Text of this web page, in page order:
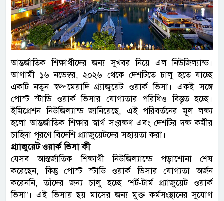
আন্তর্জাতিক শিক্ষার্থীদের জন্য সুখবর নিয়ে এল নিউজিল্যান্ড।
আগামী ১৬ নভেম্বর, ২০২৬ থেকে দেশটিতে চালু হতে যাচ্ছে
একটি নতুন স্বল্পমেয়াদি গ্র্যাজুয়েট ওয়ার্ক ভিসা। একই সঙ্গে
পোস্ট স্টাডি ওয়ার্ক ভিসার যোগ্যতার পরিধিও বিস্তৃত হচ্ছে।
ইমিগ্রেশন নিউজিল্যান্ড জানিয়েছে, এই পরিবর্তনের মূল লক্ষ্য
হলো আন্তর্জাতিক শিক্ষার স্বার্থ সংরক্ষণ এবং দেশটির দক্ষ কর্মীর
চাহিদা পূরণে বিদেশি গ্র্যাজুয়েটদের সহায়তা করা।
গ্র্যাজুয়েট ওয়ার্ক ভিসা কী
যেসব আন্তর্জাতিক শিক্ষার্থী নিউজিল্যান্ডে পড়াশোনা শেষ
করেছেন, কিন্তু পোস্ট স্টাডি ওয়ার্ক ভিসার যোগ্যতা অর্জন
করেননি, তাঁদের জন্য চালু হচ্ছে ‘শর্ট-টার্ম গ্র্যাজুয়েট ওয়ার্ক
ভিসা’। এই ভিসায় ছয় মাসের জন্য মুক্ত কর্মসংস্থানের সুযোগ